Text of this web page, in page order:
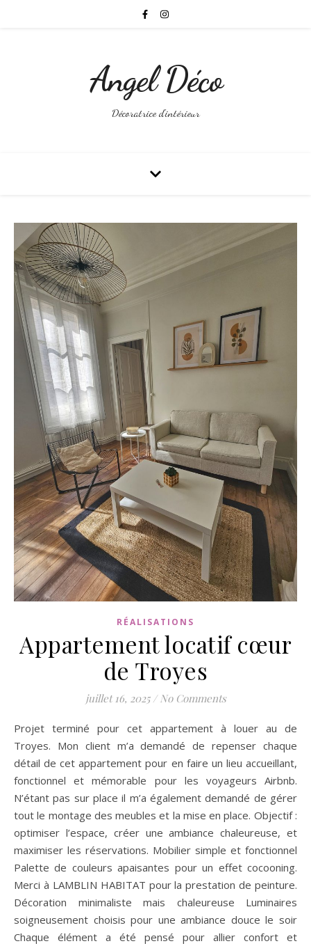
Angel Déco
Décoratrice d'intérieur
RÉALISATIONS
Appartement locatif cœur
de Troyes
juillet 16, 2025 / No Comments
Projet terminé pour cet appartement à louer au de
Troyes. Mon client m’a demandé de repenser chaque
détail de cet appartement pour en faire un lieu accueillant,
fonctionnel et mémorable pour les voyageurs Airbnb.
N’étant pas sur place il m’a également demandé de gérer
tout le montage des meubles et la mise en place. Objectif :
optimiser l’espace, créer une ambiance chaleureuse, et
maximiser les réservations. Mobilier simple et fonctionnel
Palette de couleurs apaisantes pour un effet cocooning.
Merci à LAMBLIN HABITAT pour la prestation de peinture.
Décoration minimaliste mais chaleureuse Luminaires
soigneusement choisis pour une ambiance douce le soir
Chaque élément a été pensé pour allier confort et